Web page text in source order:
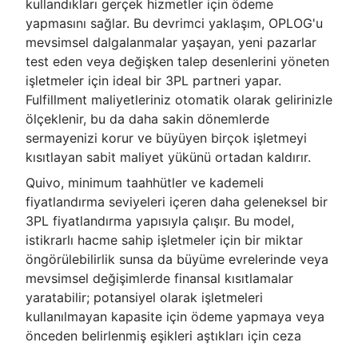
kullandıkları gerçek hizmetler için ödeme
yapmasını sağlar. Bu devrimci yaklaşım, OPLOG'u
mevsimsel dalgalanmalar yaşayan, yeni pazarlar
test eden veya değişken talep desenlerini yöneten
işletmeler için ideal bir 3PL partneri yapar.
Fulfillment maliyetleriniz otomatik olarak gelirinizle
ölçeklenir, bu da daha sakin dönemlerde
sermayenizi korur ve büyüyen birçok işletmeyi
kısıtlayan sabit maliyet yükünü ortadan kaldırır.
Quivo, minimum taahhütler ve kademeli
fiyatlandırma seviyeleri içeren daha geleneksel bir
3PL fiyatlandırma yapısıyla çalışır. Bu model,
istikrarlı hacme sahip işletmeler için bir miktar
öngörülebilirlik sunsa da büyüme evrelerinde veya
mevsimsel değişimlerde finansal kısıtlamalar
yaratabilir; potansiyel olarak işletmeleri
kullanılmayan kapasite için ödeme yapmaya veya
önceden belirlenmiş eşikleri aştıkları için ceza